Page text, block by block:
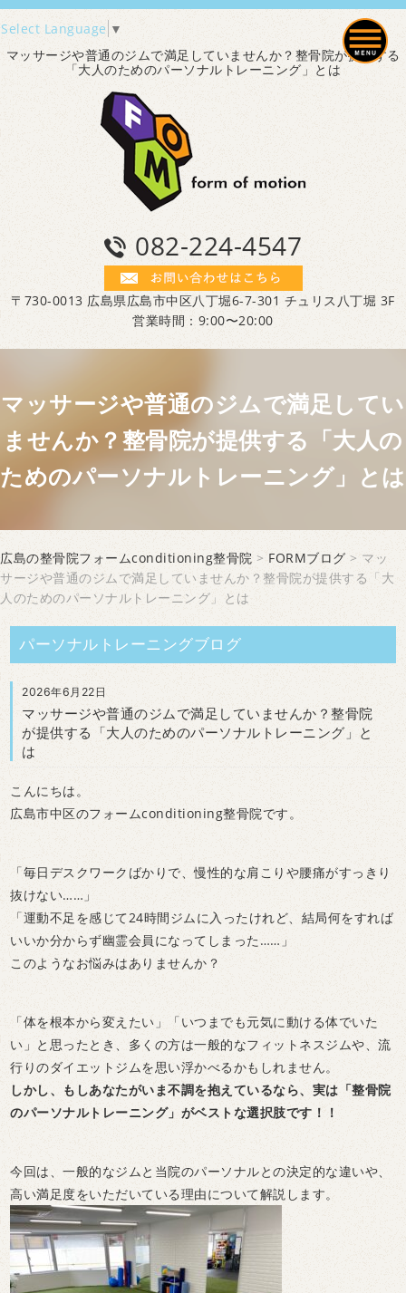
Select Language ▼
マッサージや普通のジムで満足していませんか？整骨院が提供する
「大人のためのパーソナルトレーニング」とは
082-224-4547
〒730-0013 広島県広島市中区八丁堀6-7-301 チュリス八丁堀 3F
営業時間：9:00〜20:00
マッサージや普通のジムで満足してい
ませんか？整骨院が提供する「大人の
ためのパーソナルトレーニング」とは
広島の整骨院フォームconditioning整骨院 > FORMブログ > マッ
サージや普通のジムで満足していませんか？整骨院が提供する「大
人のためのパーソナルトレーニング」とは
パーソナルトレーニングブログ
2026年6月22日
マッサージや普通のジムで満足していませんか？整骨院
が提供する「大人のためのパーソナルトレーニング」と
は
こんにちは。
広島市中区のフォームconditioning整骨院です。
「毎日デスクワークばかりで、慢性的な肩こりや腰痛がすっきり
抜けない……」
「運動不足を感じて24時間ジムに入ったけれど、結局何をすれば
いいか分からず幽霊会員になってしまった……」
このようなお悩みはありませんか？
「体を根本から変えたい」「いつまでも元気に動ける体でいた
い」と思ったとき、多くの方は一般的なフィットネスジムや、流
行りのダイエットジムを思い浮かべるかもしれません。
しかし、もしあなたがいま不調を抱えているなら、実は「整骨院
のパーソナルトレーニング」がベストな選択肢です！！
今回は、一般的なジムと当院のパーソナルとの決定的な違いや、
高い満足度をいただいている理由について解説します。